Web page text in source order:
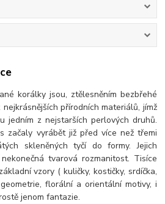
korálky jsou, ztělesněním bezbřehé
přírodních materiálů, jímž
jedním z nejstarších perlových druhů.
začaly vyrábět již před více než třemi
skleněných tyčí do formy. Jejich
tvarová rozmanitost. Tisíce
vzory ( kuličky, kostičky, srdíčka,
florální a orientální motivy, i
jenom fantazie.